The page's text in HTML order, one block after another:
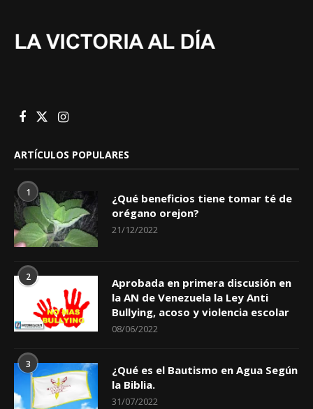
ARTÍCULOS POPULARES
1
¿Qué beneficios tiene tomar té de
orégano orejon?
21/12/2022
2
Aprobada en primera discusión en
la AN de Venezuela la Ley Anti
Bullying, acoso y violencia escolar
08/06/2022
3
¿Qué es el Bautismo en Agua Según
la Biblia.
31/07/2022